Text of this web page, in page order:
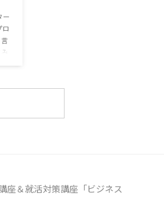
ー
ロ
座＆就活対策講座「ビジネス